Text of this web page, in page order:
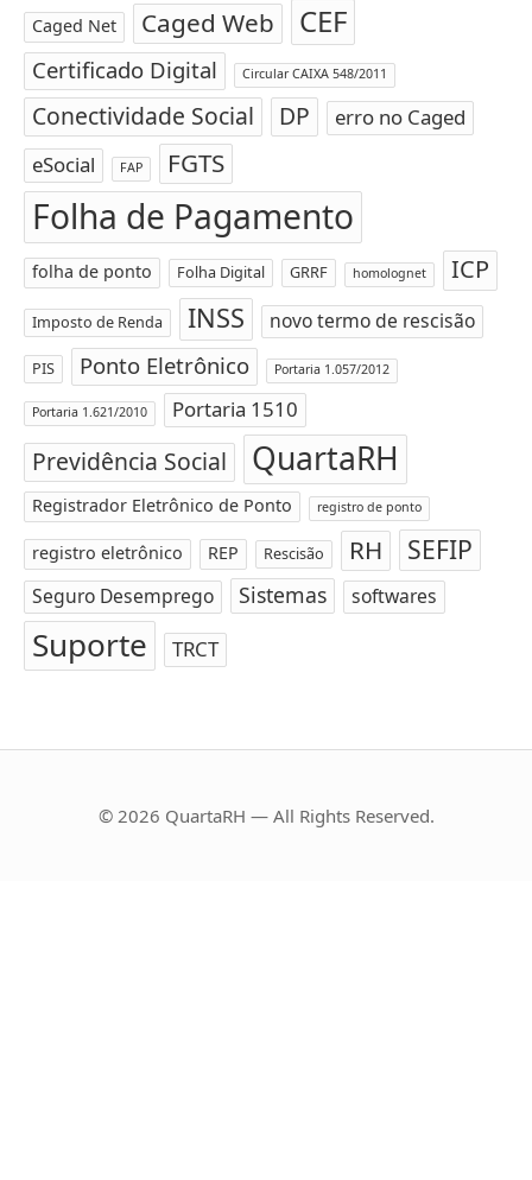
Caged Net Caged Web CEF
Certificado Digital Circular CAIXA 548/2011
Conectividade Social DP
erro no Caged
eSocial
FAP FGTS
Folha de Pagamento
folha de ponto Folha Digital GRRF homolognet ICP
Imposto de Renda INSS novo termo de rescisão
PIS Ponto Eletrônico Portaria 1.057/2012
Portaria 1.621/2010 Portaria 1510
Previdência Social QuartaRH
Registrador Eletrônico de Ponto registro de ponto
registro eletrônico REP Rescisão RH SEFIP
Seguro Desemprego Sistemas softwares
Suporte TRCT
© 2026 QuartaRH — All Rights Reserved.